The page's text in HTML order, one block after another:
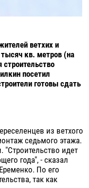
ветхих и
кв. метров (на
посетил
готовы сдать
из ветхого
седьмого этажа.
"Строительство идет
года", - сказал
По его
так как